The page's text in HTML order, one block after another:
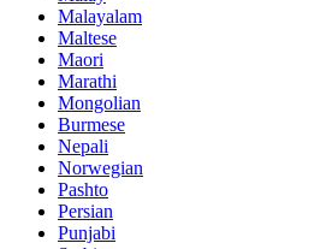
Malayalam
Maltese
Maori
Marathi
Mongolian
Burmese
Nepali
Norwegian
Pashto
Persian
Punjabi